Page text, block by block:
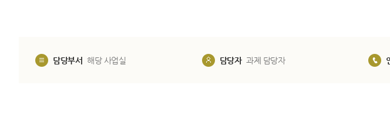
담당부서 해당 사업실 담당자 과제 담당자